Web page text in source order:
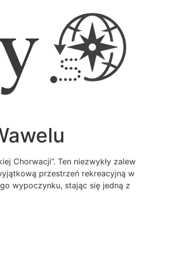
Chorwacji”. Ten niezwykły zalew
przestrzeń rekreacyjną w
wypoczynku, stając się jedną z